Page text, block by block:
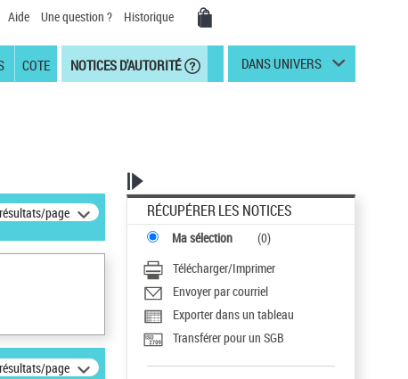
Aide Une question ? Historique
COTE NOTICES D'AUTORITÉ DANS UNIVERS
page
page
RÉCUPÉRER LES NOTICES
Ma sélection (0)
Télécharger/Imprimer
Envoyer par courriel
Exporter dans un tableau
Transférer pour un SGB